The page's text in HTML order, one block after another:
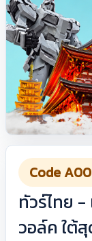
Code
ทัวร์ไทย
วอล์ค ใต้